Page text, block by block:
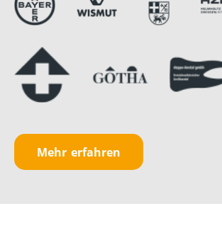
Mehr erfahren